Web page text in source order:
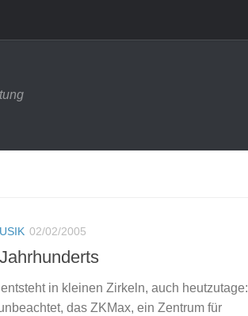
02/02/2005
in kleinen Zirkeln, auch heutzutage:
das ZKMax, ein Zentrum für